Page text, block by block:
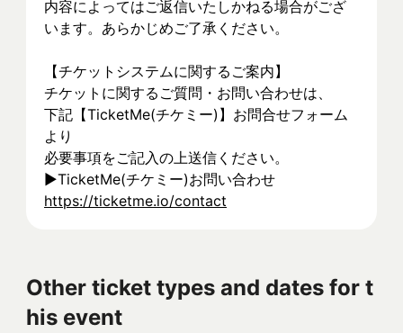
内容によってはご返信いたしかねる場合がござ
います。あらかじめご了承ください。
【チケットシステムに関するご案内】
チケットに関するご質問・お問い合わせは、
下記【TicketMe(チケミー)】お問合せフォーム
より
必要事項をご記入の上送信ください。
▶TicketMe(チケミー)お問い合わせ
https://ticketme.io/contact
Other ticket types and dates for t
his event